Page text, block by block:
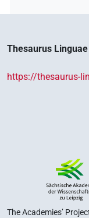
Thesaurus
https://thesaurus-
The Academies’